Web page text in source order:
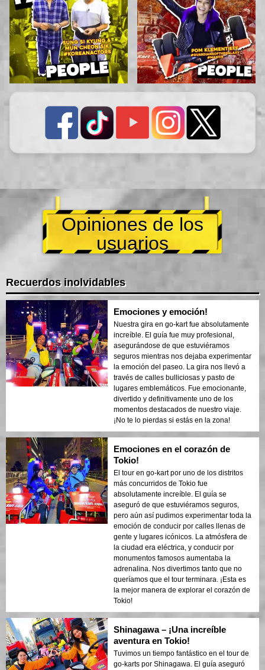
Opiniones de los
usuarios
Recuerdos inolvidables
Emociones y emoción!
Nuestra gira en go-kart fue absolutamente
increíble. El guía fue muy profesional,
asegurándose de que estuviéramos
seguros mientras nos dejaba experimentar
la emoción del paseo. La gira nos llevó a
través de calles bulliciosas y pasto de
lugares emblemáticos. Fue emocionante,
divertido y definitivamente uno de los
momentos destacados de nuestro viaje.
¡No te lo pierdas si estás en la zona!
Emociones en el corazón de
Tokio!
El tour en go-kart por uno de los distritos
más concurridos de Tokio fue
absolutamente increíble. El guía se
aseguró de que estuviéramos seguros,
pero aún así pudimos experimentar toda la
emoción de conducir por calles llenas de
gente y lugares icónicos. La atmósfera de
la ciudad era eléctrica, y conducir por
monumentos famosos aumentaba la
adrenalina. Nos divertimos tanto que no
queríamos que el tour terminara. ¡Esta es
la mejor manera de explorar el corazón de
Tokio!
Shinagawa – ¡Una increíble
aventura en Tokio!
Tuvimos un tiempo fantástico en el tour de
go-karts por Shinagawa. El guía aseguró